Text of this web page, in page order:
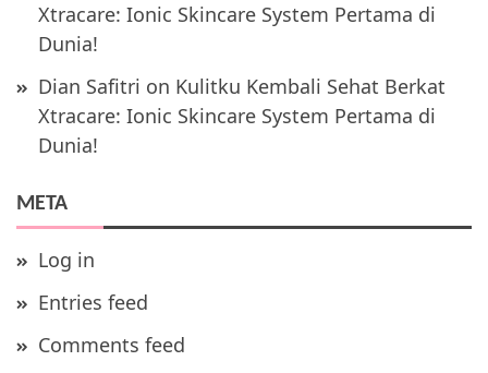
Xtracare: Ionic Skincare System Pertama di
Dunia!
Dian Safitri on Kulitku Kembali Sehat Berkat
Xtracare: Ionic Skincare System Pertama di
Dunia!
META
Log in
Entries feed
Comments feed